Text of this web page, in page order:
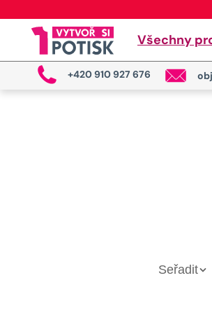
Všechny
+420 910 927 676
Seřadit